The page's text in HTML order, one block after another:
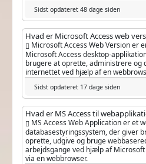
Sidst opdateret 48 dage siden
Hvad er Microsoft Access web
Microsoft Access Web Version er
Microsoft Access desktop-
brugere at oprette, administrere og
internettet ved hjælp af en
Sidst opdateret 17 dage siden
Hvad er MS Access til
MS Access Web Application er et
databasestyringssystem, der giver
oprette, udgive og bruge
arbejdsgange ved hjælp af
via en webbrowser.